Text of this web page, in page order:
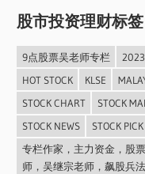
股市投资理财标签
9点股票吴老师专栏
HOT STOCK
KLSE
STOCK CHART
STOCK
STOCK NEWS
STOCK PICK
专栏作家，主力资金，股
师，吴继宗老师，飙股兵法